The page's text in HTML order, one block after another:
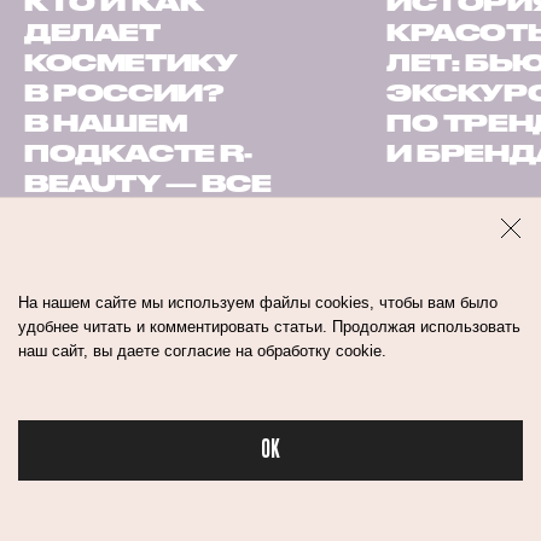
Бьюти в спорте
ДЕЛАЕТ
КОСМЕТИКУ
В РОССИИ?
В НАШЕМ
ПОДКАСТЕ R-
BEAUTY — ВСЕ
ЛЕТ:
ПО
И
На нашем сайте мы используем файлы cookies, чтобы вам было
удобнее читать и комментировать статьи. Продолжая использовать
наш сайт, вы даете согласие на обработку cookie.
OK